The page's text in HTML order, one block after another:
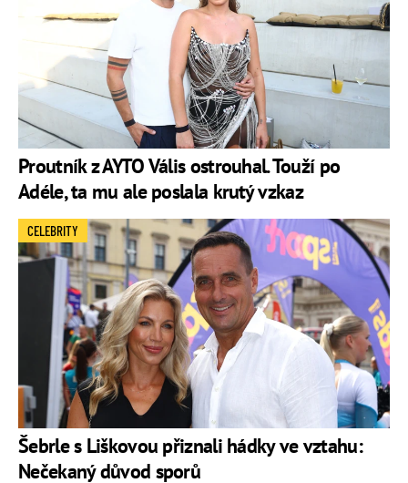
Proutník z AYTO Vális ostrouhal. Touží po
Adéle, ta mu ale poslala krutý vzkaz
Šebrle s Liškovou přiznali hádky ve vztahu:
Nečekaný důvod sporů
CELEBRITY